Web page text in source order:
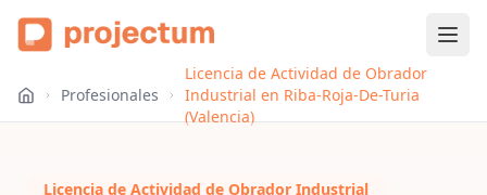
Profesionales
Licencia de Actividad de Obrador
Industrial en Riba-Roja-De-Turia
(Valencia)
Licencia de Actividad de Obrador Industrial